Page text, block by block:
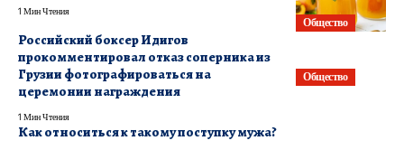
Общество
1 Мин Чтения
Общество
Российский боксер Идигов
прокомментировал отказ соперника из
Грузии фотографироваться на
церемонии награждения
1 Мин Чтения
Как относиться к такому поступку мужа?